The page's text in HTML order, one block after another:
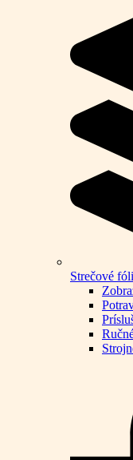
Strečové